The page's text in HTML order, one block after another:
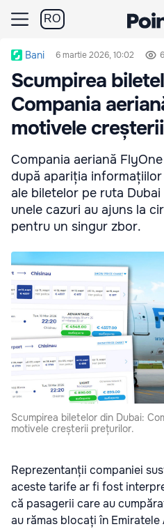
RO
Bani 6 martie 2026, 10:02
Scumpirea
Compania
motivele
Compania aeriană
după apariția
ale biletelor pe ruta
unele cazuri au ajuns la
pentru un singur zbor.
Scumpirea biletelor din Dubai:
motivele creșterii prețurilor.
Reprezentanții companiei
aceste tarife ar fi fost
că pasagerii care au
au rămas blocați în